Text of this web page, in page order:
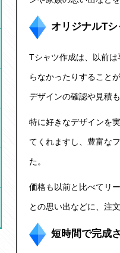
オリジナルT
Tシャツ作成は、以前
らなかったりすること
デザインの確認や見積
特に好きなデザインを
てくれますし、豊富な
た。
価格も以前と比べてリ
との思い出などに、注
短時間で完成